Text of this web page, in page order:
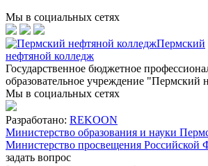
Мы в социальных сетях
Пермский
нефтяной колледж
Государственное бюджетное
образовательное учреждение "Пермский
Мы в социальных сетях
Разработано: REKOON
Министерство образования и науки
Министерство просвещения Российской
задать вопрос